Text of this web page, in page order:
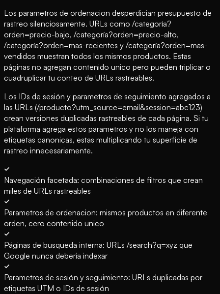
Los parametros de ordenacion desperdician presupuesto de
rastreo silenciosamente. URLs como /categoría?
orden=precio-bajo, /categoría?orden=precio-alto,
/categoría?orden=mas-recientes y /categoría?orden=mas-
vendidos muestran todos los mismos productos. Estas
páginas no agregan contenido unico pero pueden triplicar o
cuadruplicar tu conteo de URLs rastreables.
Los IDs de sesión y parametros de seguimiento agregados a
las URLs (/producto?utm_source=email&session=abc123)
crean versiones duplicadas rastreables de cada página. Si tu
plataforma agrega estos parametros y no los maneja con
etiquetas canonicas, estas multiplicando tu superficie de
rastreo innecesariamente.
Navegación facetada: combinaciones de filtros que crean
miles de URLs rastreables
Parametros de ordenacion: mismos productos en diferente
orden, cero contenido unico
Páginas de busqueda interna: URLs /search?q=xyz que
Google nunca deberia indexar
Parametros de sesión y seguimiento: URLs duplicadas por
etiquetas UTM o IDs de sesión